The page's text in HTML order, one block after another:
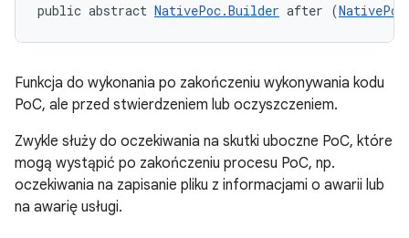
public abstract NativePoc.Builder after (
Funkcja do wykonania po zakończeniu wykonywania kodu
PoC, ale przed stwierdzeniem lub oczyszczeniem.
Zwykle służy do oczekiwania na skutki uboczne PoC, które
mogą wystąpić po zakończeniu procesu PoC, np.
oczekiwania na zapisanie pliku z informacjami o awarii lub
na awarię usługi.